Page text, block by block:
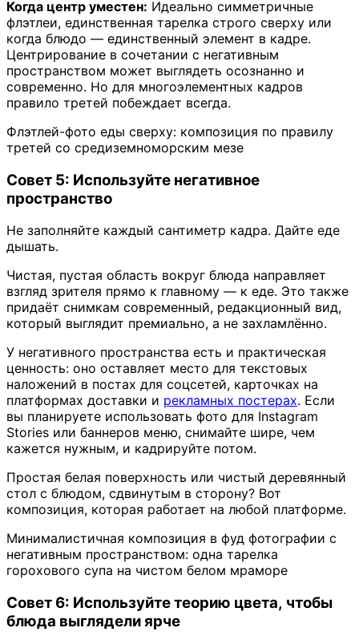
Когда центр уместен: Идеально симметричные
флэтлеи, единственная тарелка строго сверху или
когда блюдо — единственный элемент в кадре.
Центрирование в сочетании с негативным
пространством может выглядеть осознанно и
современно. Но для многоэлементных кадров
правило третей побеждает всегда.
Флэтлей-фото еды сверху: композиция по правилу
третей со средиземноморским мезе
Совет 5: Используйте негативное
пространство
Не заполняйте каждый сантиметр кадра. Дайте еде
дышать.
Чистая, пустая область вокруг блюда направляет
взгляд зрителя прямо к главному — к еде. Это также
придаёт снимкам современный, редакционный вид,
который выглядит премиально, а не захламлённо.
У негативного пространства есть и практическая
ценность: оно оставляет место для текстовых
наложений в постах для соцсетей, карточках на
платформах доставки и рекламных постерах. Если
вы планируете использовать фото для Instagram
Stories или баннеров меню, снимайте шире, чем
кажется нужным, и кадрируйте потом.
Простая белая поверхность или чистый деревянный
стол с блюдом, сдвинутым в сторону? Вот
композиция, которая работает на любой платформе.
Минималистичная композиция в фуд фотографии с
негативным пространством: одна тарелка
горохового супа на чистом белом мраморе
Совет 6: Используйте теорию цвета, чтобы
блюда выглядели ярче